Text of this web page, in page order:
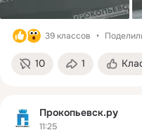
39 классов
10 1
Прокопьевск.ру
11:25